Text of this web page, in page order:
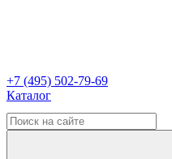
+7 (495) 502-79-69
Каталог